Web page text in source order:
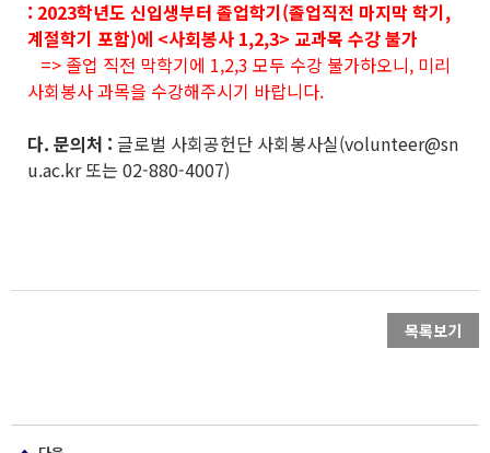
: 2023학년도 신입생부터 졸업학기(졸업직전 마지막 학기,
계절학기 포함)에 <사회봉사 1,2,3> 교과목 수강 불가
=> 졸업 직전 막학기에 1,2,3 모두 수강 불가하오니, 미리
사회봉사 과목을 수강해주시기 바랍니다.
다. 문의처 : 글로벌 사회공헌단 사회봉사실(volunteer@sn
u.ac.kr 또는 02-880-4007)
목록보기